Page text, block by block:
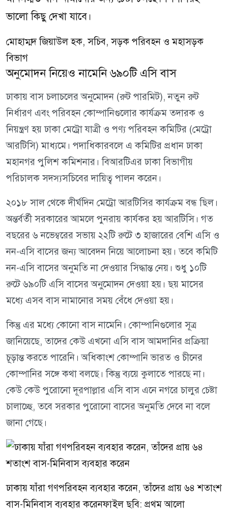
ভালো কিছু দেখা যাবে।
মোহাম্মদ জিয়াউল হক, সচিব, সড়ক পরিবহন ও মহাসড়ক
বিভাগ
অনুমোদন নিয়েও নামেনি ৬৯০টি এসি বাস
ঢাকায় বাস চলাচলের অনুমোদন (রুট পারমিট), নতুন রুট
নির্ধারণ এবং পরিবহন কোম্পানিগুলোর কার্যক্রম তদারক ও
নিয়ন্ত্রণ হয় ঢাকা মেট্রো যাত্রী ও পণ্য পরিবহন কমিটির (মেট্রো
আরটিসি) মাধ্যমে। পদাধিকারবলে এ কমিটির প্রধান ঢাকা
মহানগর পুলিশ কমিশনার। বিআরটিএর ঢাকা বিভাগীয়
পরিচালক সদস্যসচিবের দায়িত্ব পালন করেন।
২০১৮ সাল থেকে দীর্ঘদিন মেট্রো আরটিসির কার্যক্রম বন্ধ ছিল।
অন্তর্বর্তী সরকারের আমলে পুনরায় কার্যকর হয় আরটিসি। গত
বছরের ৬ নভেম্বরের সভায় ২২টি রুটে ৩ হাজারের বেশি এসি ও
নন-এসি বাসের জন্য আবেদন নিয়ে আলোচনা হয়। তবে কমিটি
নন-এসি বাসের অনুমতি না দেওয়ার সিদ্ধান্ত নেয়। শুধু ১০টি
রুটে ৬৯০টি এসি বাসের অনুমোদন দেওয়া হয়। ছয় মাসের
মধ্যে এসব বাস নামানোর সময় বেঁধে দেওয়া হয়।
কিন্তু এর মধ্যে কোনো বাস নামেনি। কোম্পানিগুলোর সূত্র
জানিয়েছে, তাদের কেউ এখনো এসি বাস আমদানির প্রক্রিয়া
চূড়ান্ত করতে পারেনি। অধিকাংশ কোম্পানি ভারত ও চীনের
কোম্পানির সঙ্গে কথা বলছে। কিন্তু ব্যয়ে কুলাতে পারছে না।
কেউ কেউ পুরোনো দূরপাল্লার এসি বাস এনে নগরে চালুর চেষ্টা
চালাচ্ছে, তবে সরকার পুরোনো বাসের অনুমতি দেবে না বলে
জানা গেছে।
ঢাকায় যাঁরা গণপরিবহন ব্যবহার করেন, তাঁদের প্রায় ৬৪ শতাংশ
বাস-মিনিবাস ব্যবহার করেনফাইল ছবি: প্রথম আলো